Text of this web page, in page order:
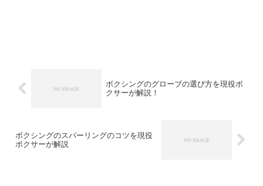
ボクシングのグローブの選び方を現役ボ
クサーが解説！
ボクシングのスパーリングのコツを現役
ボクサーが解説